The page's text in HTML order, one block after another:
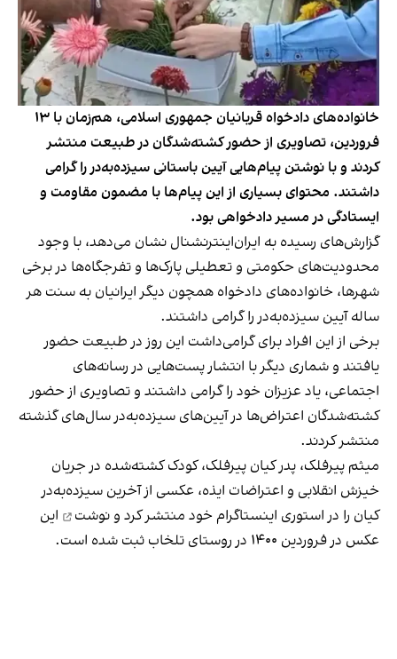
خانواده‌های دادخواه قربانیان جمهوری اسلامی، هم‌زمان با ۱۳
فروردین، تصاویری از حضور کشته‌شدگان در طبیعت منتشر
کردند و با نوشتن پیام‌هایی آیین باستانی سیزده‌به‌در را گرامی
داشتند. محتوای بسیاری از این پیام‌ها با مضمون مقاومت و
ایستادگی در مسیر دادخواهی بود.
گزارش‌های رسیده به ایران‌اینترنشنال نشان می‌دهد، با وجود
محدودیت‌های حکومتی و تعطیلی پارک‌ها و تفرجگاه‌ها در برخی
شهرها، خانواده‌های دادخواه همچون دیگر ایرانیان به سنت هر
ساله آیین سیزده‌به‌در را گرامی داشتند.
برخی از این افراد برای گرامی‌داشت این روز در طبیعت حضور
یافتند و شماری دیگر با انتشار پست‌هایی در رسانه‌های
اجتماعی، یاد عزیزان خود را گرامی داشتند و تصاویری از حضور
کشته‌شدگان اعتراض‌ها در آیین‌های سیزده‌‌به‌در سال‌های گذشته
منتشر کردند.
میثم پیرفلک، پدر کیان پیرفلک، کودک کشته‌شده در جریان
خیزش انقلابی و اعتراضات ایذه، عکسی از آخرین سیزده‌به‌در
کیان را در استوری اینستاگرام خود منتشر کرد و نوشت
این
عکس در فروردین ۱۴۰۰ در روستای تلخاب ثبت شده است.